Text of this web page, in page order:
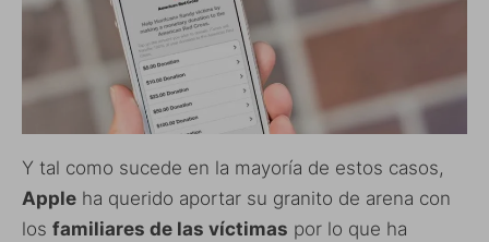
Y tal como sucede en la mayoría de estos casos,
Apple ha querido aportar su granito de arena con
los familiares de las víctimas por lo que ha